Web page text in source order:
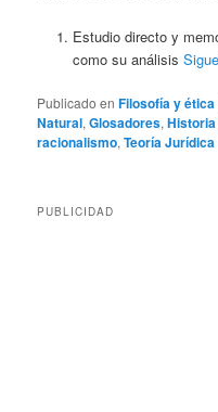
Estudio directo y
como su análisis
Publicado en Filosofía y ética
Natural,Glosadores,
racionalismo,Teoría Jurídica
PUBLICIDAD